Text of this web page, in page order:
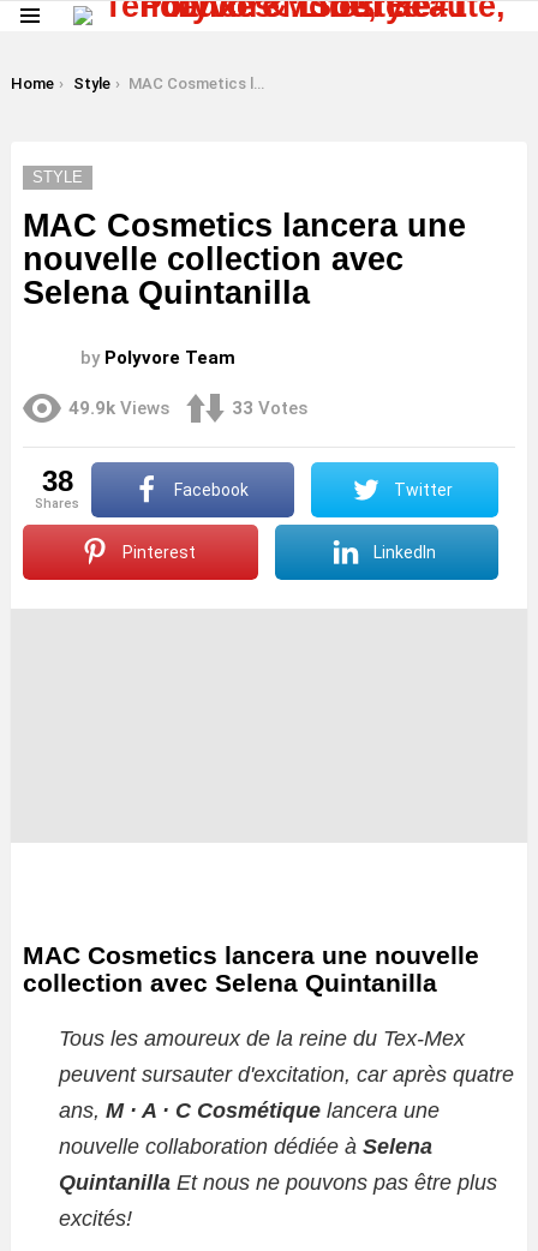
You are here:
Home Style MAC Cosmetics lancera une nouvelle collection avec Selena Quintanilla
STYLE
MAC Cosmetics lancera une
nouvelle collection avec
Selena Quintanilla
by Polyvore Team
49.9k Views 33 Votes
38
shares
Facebook Twitter
Pinterest LinkedIn
MAC Cosmetics lancera une nouvelle
collection avec Selena Quintanilla
Tous les amoureux de la reine du Tex-Mex
peuvent sursauter d'excitation, car après quatre
ans, M · A · C Cosmétique lancera une
nouvelle collaboration dédiée à Selena
Quintanilla Et nous ne pouvons pas être plus
excités!